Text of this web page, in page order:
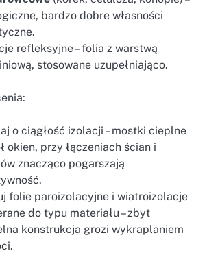
bardzo dobre własności
refleksyjne – folia z warstwą
stosowane uzupełniająco.
o ciągłość izolacji – mostki cieplne
okien, przy łączeniach ścian i
znacząco pogarszają
folie paroizolacyjne i wiatroizolacje
do typu materiału – zbyt
konstrukcja grozi wykraplaniem